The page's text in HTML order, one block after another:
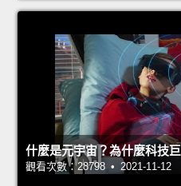
什麼是元宇宙？為什麼科技
觀看次數：28798 • 2021-11-12